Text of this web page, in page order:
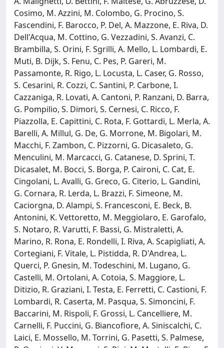
Cosimo, M. Azzini, M. Colombo, G. Procino, S.
Fascendini, F. Barocco, P. Del, A. Mazzone, E. Riva, D.
Dell'Acqua, M. Cottino, G. Vezzadini, S. Avanzi, C.
Brambilla, S. Orini, F. Sgrilli, A. Mello, L. Lombardi, E.
Muti, B. Dijk, S. Fenu, C. Pes, P. Gareri, M.
Passamonte, R. Rigo, L. Locusta, L. Caser, G. Rosso,
S. Cesarini, R. Cozzi, C. Santini, P. Carbone, I.
Cazzaniga, R. Lovati, A. Cantoni, P. Ranzani, D. Barra,
G. Pompilio, S. Dimori, S. Cernesi, C. Ricco, F.
Piazzolla, E. Capittini, C. Rota, F. Gottardi, L. Merla, A.
Barelli, A. Millul, G. De, G. Morrone, M. Bigolari, M.
Macchi, F. Zambon, C. Pizzorni, G. Dicasaleto, G.
Menculini, M. Marcacci, G. Catanese, D. Sprini, T.
Dicasalet, M. Bocci, S. Borga, P. Caironi, C. Cat, E.
Cingolani, L. Avalli, G. Greco, G. Citerio, L. Gandini,
G. Cornara, R. Lerda, L. Brazzi, F. Simeone, M.
Caciorgna, D. Alampi, S. Francesconi, E. Beck, B.
Antonini, K. Vettoretto, M. Meggiolaro, E. Garofalo,
S. Notaro, R. Varutti, F. Bassi, G. Mistraletti, A.
Marino, R. Rona, E. Rondelli, I. Riva, A. Scapigliati, A.
Cortegiani, F. Vitale, L. Pistidda, R. D'Andrea, L.
Querci, P. Gnesin, M. Todeschini, M. Lugano, G.
Castelli, M. Ortolani, A. Cotoia, S. Maggiore, L.
Ditizio, R. Graziani, I. Testa, E. Ferretti, C. Castioni, F.
Lombardi, R. Caserta, M. Pasqua, S. Simoncini, F.
Baccarini, M. Rispoli, F. Grossi, L. Cancelliere, M.
Carnelli, F. Puccini, G. Biancofiore, A. Siniscalchi, C.
Laici, E. Mossello, M. Torrini, G. Pasetti, S. Palmese,